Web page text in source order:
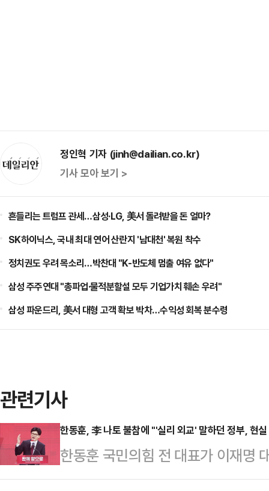
정인혁 기자 (jinh@dailian.co.kr)
기사 모아 보기 >
흔들리는 트럼프 관세…삼성·LG, 美서 돌려받을 돈 얼마?
SK하이닉스, 국내 최대 연어 산란지 '남대천' 복원 착수
정치권도 우려 목소리…박찬대 "K-반도체 멈출 여유 없다"
삼성 주주연대 "총파업·물적분할설 모두 기업가치 훼손 우려"
삼성 파운드리, 美서 대형 고객 확보 박차…수익성 회복 분수령
관련기사
한동훈, 李 나토 불참에 "'실리 외교' 말하던 정부, 현
한동훈 국민의힘 전 대표가 이재명
그에서 열리는 북대서양조약기구(